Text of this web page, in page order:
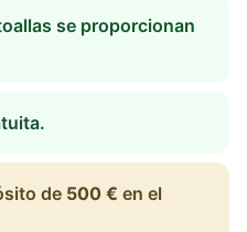
se proporcionan
de 500 € en el